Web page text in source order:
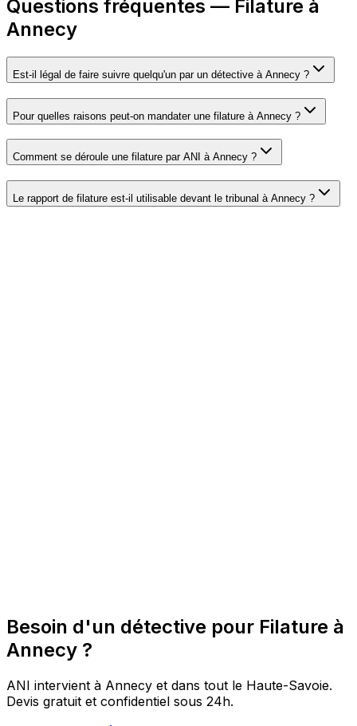
Questions fréquentes — Filature à
Annecy
Est-il légal de faire suivre quelqu'un par un détective à Annecy ?
Pour quelles raisons peut-on mandater une filature à Annecy ?
Comment se déroule une filature par ANI à Annecy ?
Le rapport de filature est-il utilisable devant le tribunal à Annecy ?
Besoin d'un détective pour Filature à
Annecy ?
ANI intervient à Annecy et dans tout le Haute-Savoie.
Devis gratuit et confidentiel sous 24h.